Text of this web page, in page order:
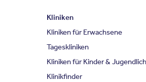
Kliniken
Kliniken für Erwachsene
Tageskliniken
Kliniken für Kinder &
Klinikfinder